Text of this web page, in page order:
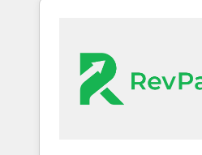
looking for...and get your
moving!
engine. We onboard your
data, and build AI-
drive adoption from week